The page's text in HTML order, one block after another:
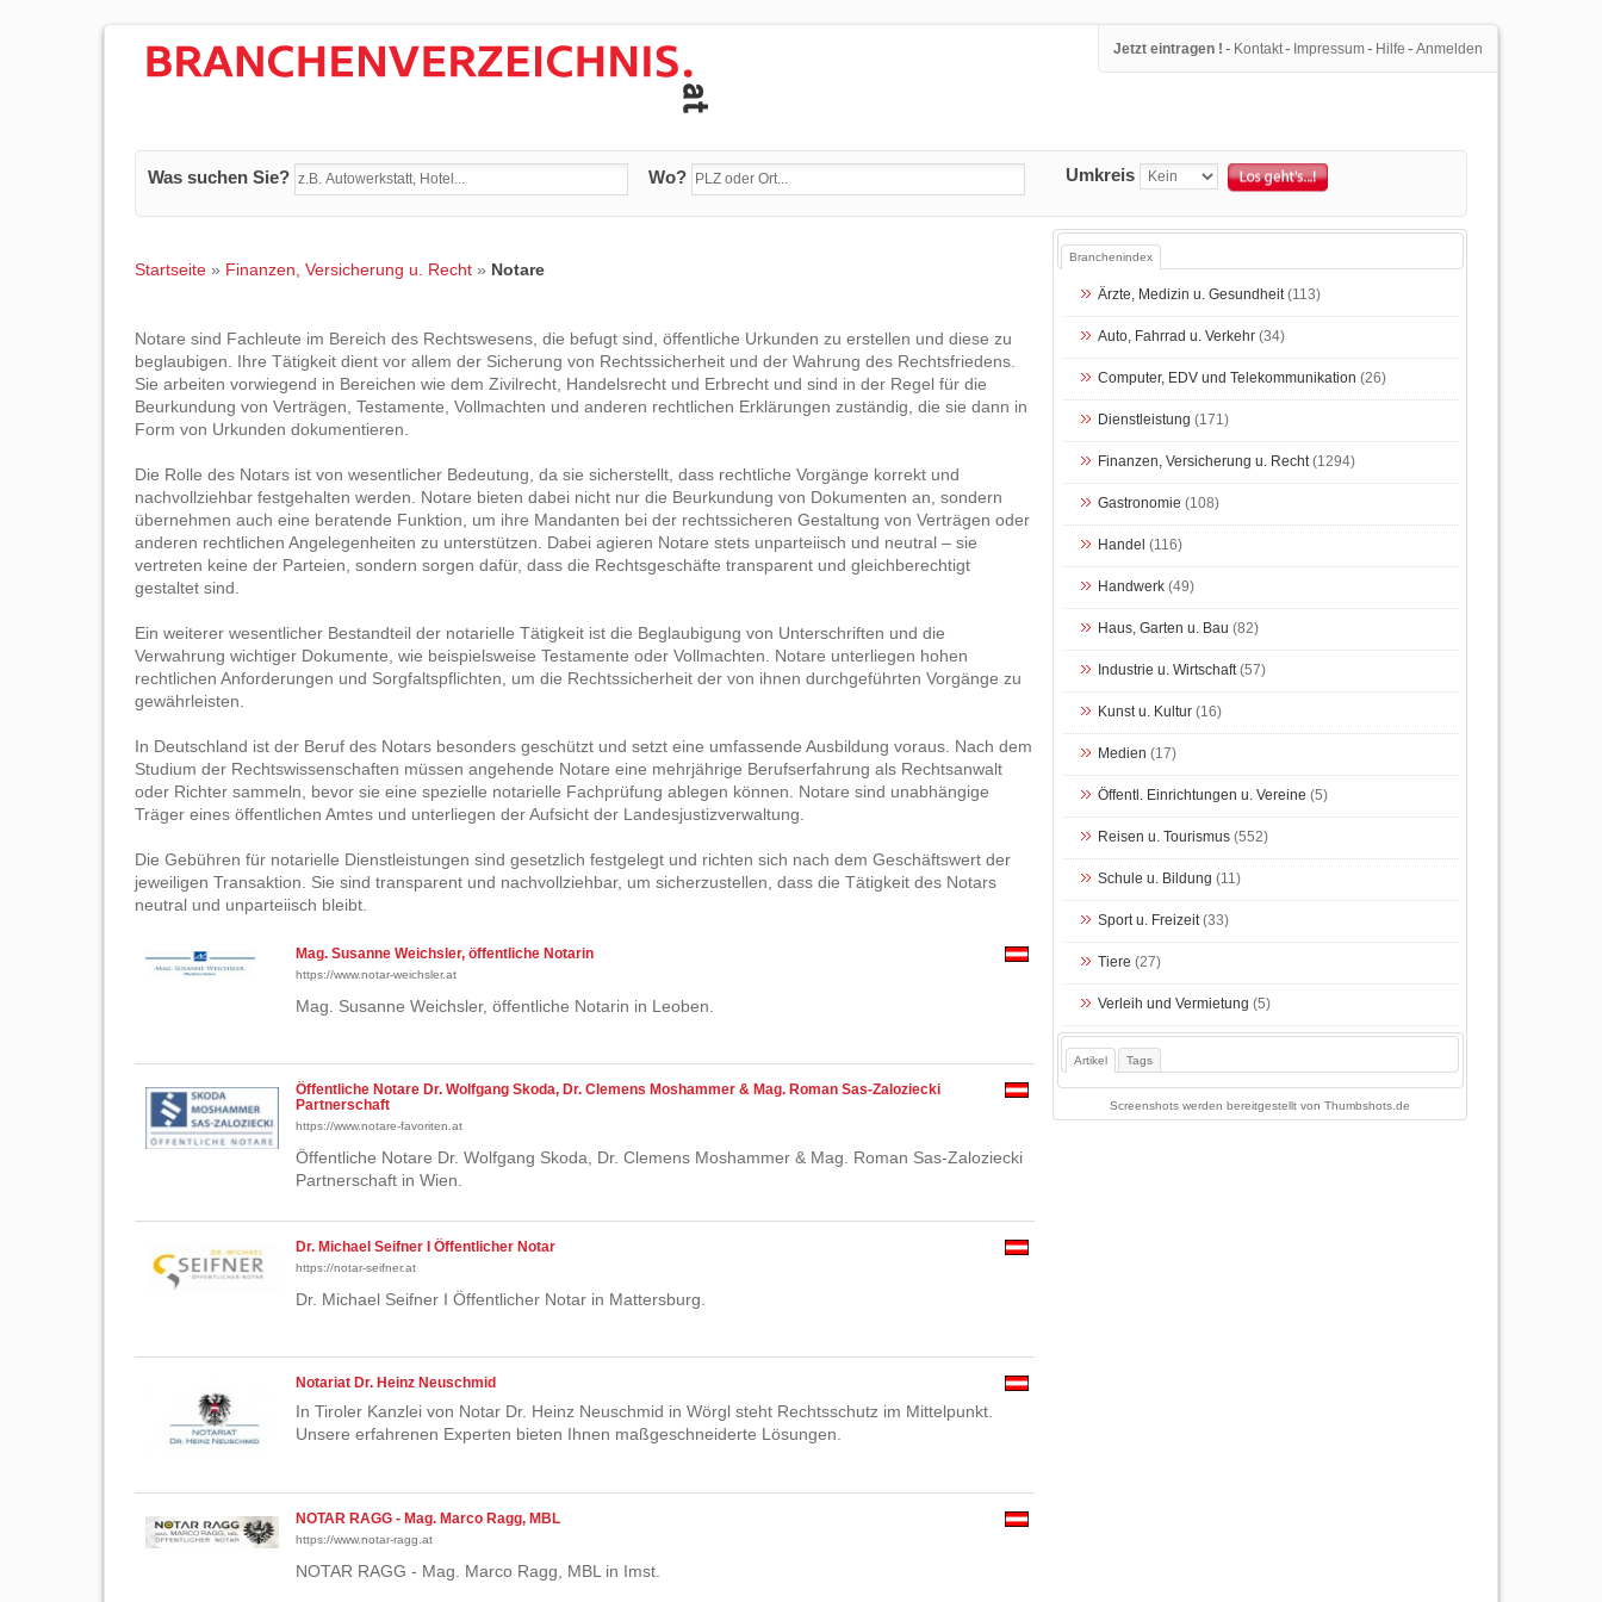
Jetzt eintragen ! - Kontakt- Impressum- Hilfe - Anmelden
Was suchen Sie? Wo? Umkreis
Startseite » Finanzen, Versicherung u. Recht » Notare
Notare sind Fachleute im Bereich des Rechtswesens, die befugt sind, öffentliche Urkunden zu erstellen und diese zu
beglaubigen. Ihre Tätigkeit dient vor allem der Sicherung von Rechtssicherheit und der Wahrung des Rechtsfriedens.
Sie arbeiten vorwiegend in Bereichen wie dem Zivilrecht, Handelsrecht und Erbrecht und sind in der Regel für die
Beurkundung von Verträgen, Testamente, Vollmachten und anderen rechtlichen Erklärungen zuständig, die sie dann in
Form von Urkunden dokumentieren.
Die Rolle des Notars ist von wesentlicher Bedeutung, da sie sicherstellt, dass rechtliche Vorgänge korrekt und
nachvollziehbar festgehalten werden. Notare bieten dabei nicht nur die Beurkundung von Dokumenten an, sondern
übernehmen auch eine beratende Funktion, um ihre Mandanten bei der rechtssicheren Gestaltung von Verträgen oder
anderen rechtlichen Angelegenheiten zu unterstützen. Dabei agieren Notare stets unparteiisch und neutral – sie
vertreten keine der Parteien, sondern sorgen dafür, dass die Rechtsgeschäfte transparent und gleichberechtigt
gestaltet sind.
Ein weiterer wesentlicher Bestandteil der notarielle Tätigkeit ist die Beglaubigung von Unterschriften und die
Verwahrung wichtiger Dokumente, wie beispielsweise Testamente oder Vollmachten. Notare unterliegen hohen
rechtlichen Anforderungen und Sorgfaltspflichten, um die Rechtssicherheit der von ihnen durchgeführten Vorgänge zu
gewährleisten.
In Deutschland ist der Beruf des Notars besonders geschützt und setzt eine umfassende Ausbildung voraus. Nach dem
Studium der Rechtswissenschaften müssen angehende Notare eine mehrjährige Berufserfahrung als Rechtsanwalt
oder Richter sammeln, bevor sie eine spezielle notarielle Fachprüfung ablegen können. Notare sind unabhängige
Träger eines öffentlichen Amtes und unterliegen der Aufsicht der Landesjustizverwaltung.
Die Gebühren für notarielle Dienstleistungen sind gesetzlich festgelegt und richten sich nach dem Geschäftswert der
jeweiligen Transaktion. Sie sind transparent und nachvollziehbar, um sicherzustellen, dass die Tätigkeit des Notars
neutral und unparteiisch bleibt.
Mag. Susanne Weichsler, öffentliche Notarin
https://www.notar-weichsler.at
Mag. Susanne Weichsler, öffentliche Notarin in Leoben.
Öffentliche Notare Dr. Wolfgang Skoda, Dr. Clemens Moshammer & Mag. Roman Sas-Zaloziecki
Partnerschaft
https://www.notare-favoriten.at
Öffentliche Notare Dr. Wolfgang Skoda, Dr. Clemens Moshammer & Mag. Roman Sas-Zaloziecki
Partnerschaft in Wien.
Dr. Michael Seifner I Öffentlicher Notar
https://notar-seifner.at
Dr. Michael Seifner I Öffentlicher Notar in Mattersburg.
Notariat Dr. Heinz Neuschmid
In Tiroler Kanzlei von Notar Dr. Heinz Neuschmid in Wörgl steht Rechtsschutz im Mittelpunkt.
Unsere erfahrenen Experten bieten Ihnen maßgeschneiderte Lösungen.
NOTAR RAGG - Mag. Marco Ragg, MBL
https://www.notar-ragg.at
NOTAR RAGG - Mag. Marco Ragg, MBL in Imst.
Branchenindex
Ärzte, Medizin u. Gesundheit(113)
Auto, Fahrrad u. Verkehr(34)
Computer, EDV und Telekommunikation (26)
Dienstleistung (171)
Finanzen, Versicherung u. Recht(1294)
Gastronomie (108)
Handel (116)
Handwerk(49)
Haus, Garten u. Bau (82)
Industrie u. Wirtschaft(57)
Kunst u. Kultur(16)
Medien (17)
Öffentl. Einrichtungen u. Vereine (5)
Reisen u. Tourismus(552)
Schule u. Bildung (11)
Sport u. Freizeit(33)
Tiere (27)
Verleih und Vermietung (5)
Artikel Tags
Screenshots werden bereitgestellt vonThumbshots.de